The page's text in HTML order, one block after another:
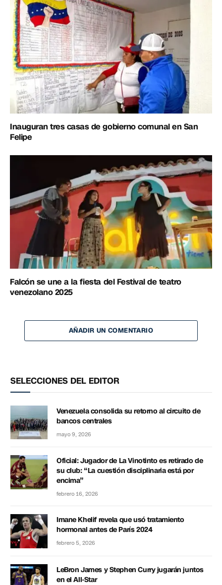
Inauguran tres casas de gobierno comunal en San
Felipe
Falcón se une a la fiesta del Festival de teatro
venezolano 2025
AÑADIR UN COMENTARIO
SELECCIONES DEL EDITOR
Venezuela consolida su retorno al circuito de
bancos centrales
mayo 9, 2026
Oficial: Jugador de La Vinotinto es retirado de
su club: “La cuestión disciplinaria está por
encima”
febrero 16, 2026
Imane Khelif revela que usó tratamiento
hormonal antes de París 2024
febrero 5, 2026
LeBron James y Stephen Curry jugarán juntos
en el All-Star